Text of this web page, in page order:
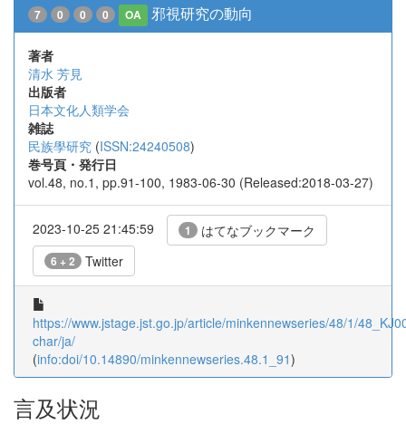
7 0 0 0 OA 邪視研究の動向
著者
清水 芳見
出版者
日本文化人類学会
雑誌
民族學研究 (ISSN:24240508)
巻号頁・発行日
vol.48, no.1, pp.91-100, 1983-06-30 (Released:2018-03-27)
2023-10-25 21:45:59 1 はてなブックマーク
6 + 2 Twitter
https://www.jstage.jst.go.jp/article/minkennewseries/48/1/
char/ja/
(info:doi/10.14890/minkennewseries.48.1_91)
言及状況